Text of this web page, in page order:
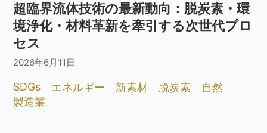
超臨界流体技術の最新動向：脱炭素・環
境浄化・材料革新を牽引する次世代プロ
セス
2026年6月11日
SDGs エネルギー 新素材 脱炭素
自然
製造業